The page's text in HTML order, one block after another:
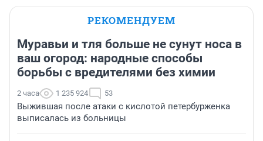
РЕКОМЕНДУЕМ
Муравьи и тля больше не сунут носа в
ваш огород: народные способы
борьбы с вредителями без химии
2 часа 1 235 924 53
Выжившая после атаки с кислотой петербурженка
выписалась из больницы